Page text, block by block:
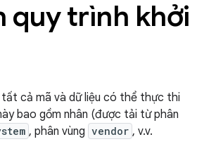
quy trình khởi
tất cả mã và dữ liệu có thể thực thi
bao gồm nhân (được tải từ phân
, phân vùng vendor , v.v.